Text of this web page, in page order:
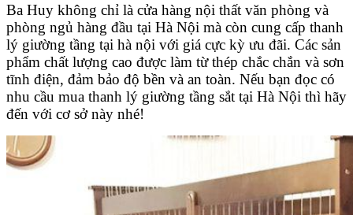
Ba Huy không chỉ là cửa hàng nội thất văn phòng và
phòng ngủ hàng đầu tại Hà Nội mà còn cung cấp thanh
lý giường tầng tại hà nội với giá cực kỳ ưu đãi. Các sản
phẩm chất lượng cao được làm từ thép chắc chắn và sơn
tĩnh điện, đảm bảo độ bền và an toàn. Nếu bạn đọc có
nhu cầu mua thanh lý giường tầng sắt tại Hà Nội thì hãy
đến với cơ sở này nhé!